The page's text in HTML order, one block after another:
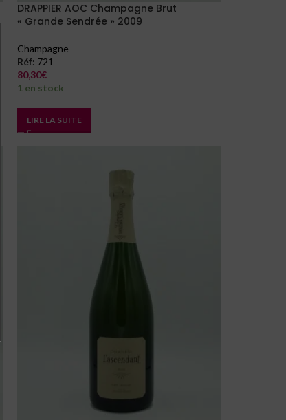
DRAPPIER AOC Champagne Brut
« Grande Sendrée » 2009
Champagne
Réf: 721
80,30€
1 en stock
LIRE LA SUITE